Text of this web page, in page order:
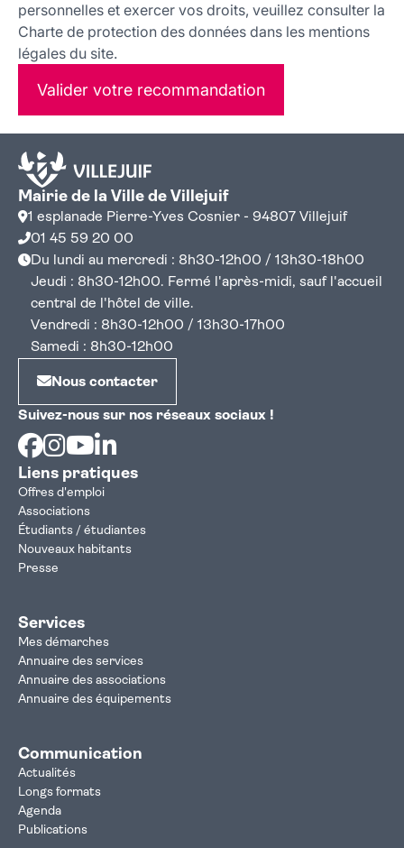
personnelles et exercer vos droits, veuillez consulter la
Charte de protection des données dans les mentions
légales du site.
Valider votre recommandation
Mairie de la Ville de Villejuif
1 esplanade Pierre-Yves Cosnier - 94807 Villejuif
01 45 59 20 00
Du lundi au mercredi : 8h30-12h00 / 13h30-18h00
Jeudi : 8h30-12h00. Fermé l'après-midi, sauf l'accueil
central de l'hôtel de ville.
Vendredi : 8h30-12h00 / 13h30-17h00
Samedi : 8h30-12h00
Nous contacter
Suivez-nous sur nos réseaux sociaux !
Facebook
Instagram
Youtube
Liens pratiques
Offres d'emploi
Associations
Étudiants / étudiantes
Nouveaux habitants
Presse
Services
Mes démarches
Annuaire des services
Annuaire des associations
Annuaire des équipements
Communication
Actualités
Longs formats
Agenda
Publications